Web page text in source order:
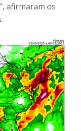
afirmaram os